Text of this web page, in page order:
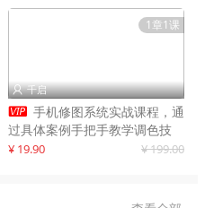
1章1课
 千启
 手机修图系统实战课程，通
过具体案例手把手教学调色技
巧，实现副业变现
¥ 19.90 ¥ 199.00